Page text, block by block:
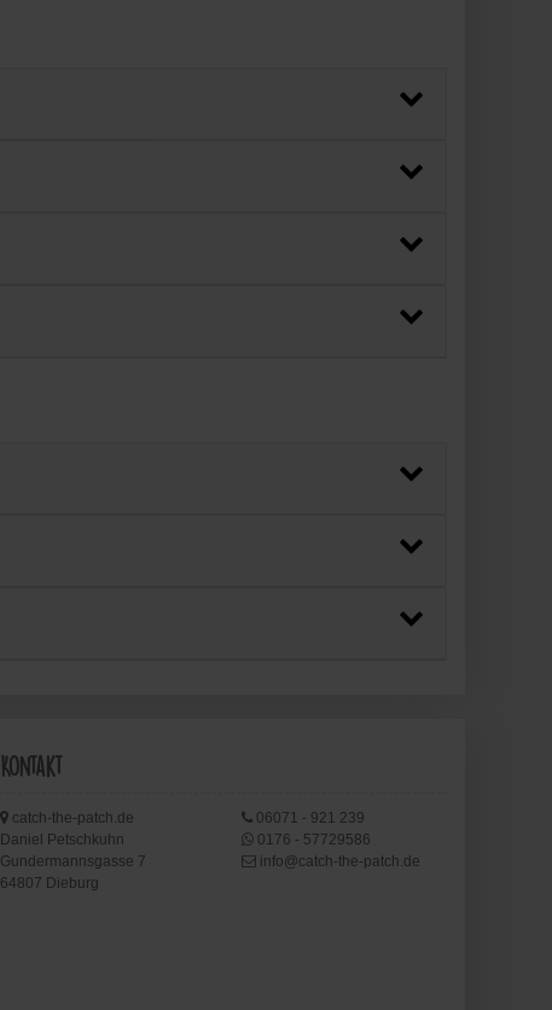
Kontakt
catch-the-patch.de
Daniel Petschkuhn
Gundermannsgasse 7
64807 Dieburg
06071 - 921 239
0176 - 57729586
info@catch-the-patch.de